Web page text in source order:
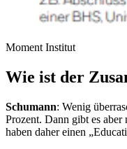
Moment Institut
Wie ist der
Schumann: Wenig
Prozent. Dann gibt es
haben daher einen